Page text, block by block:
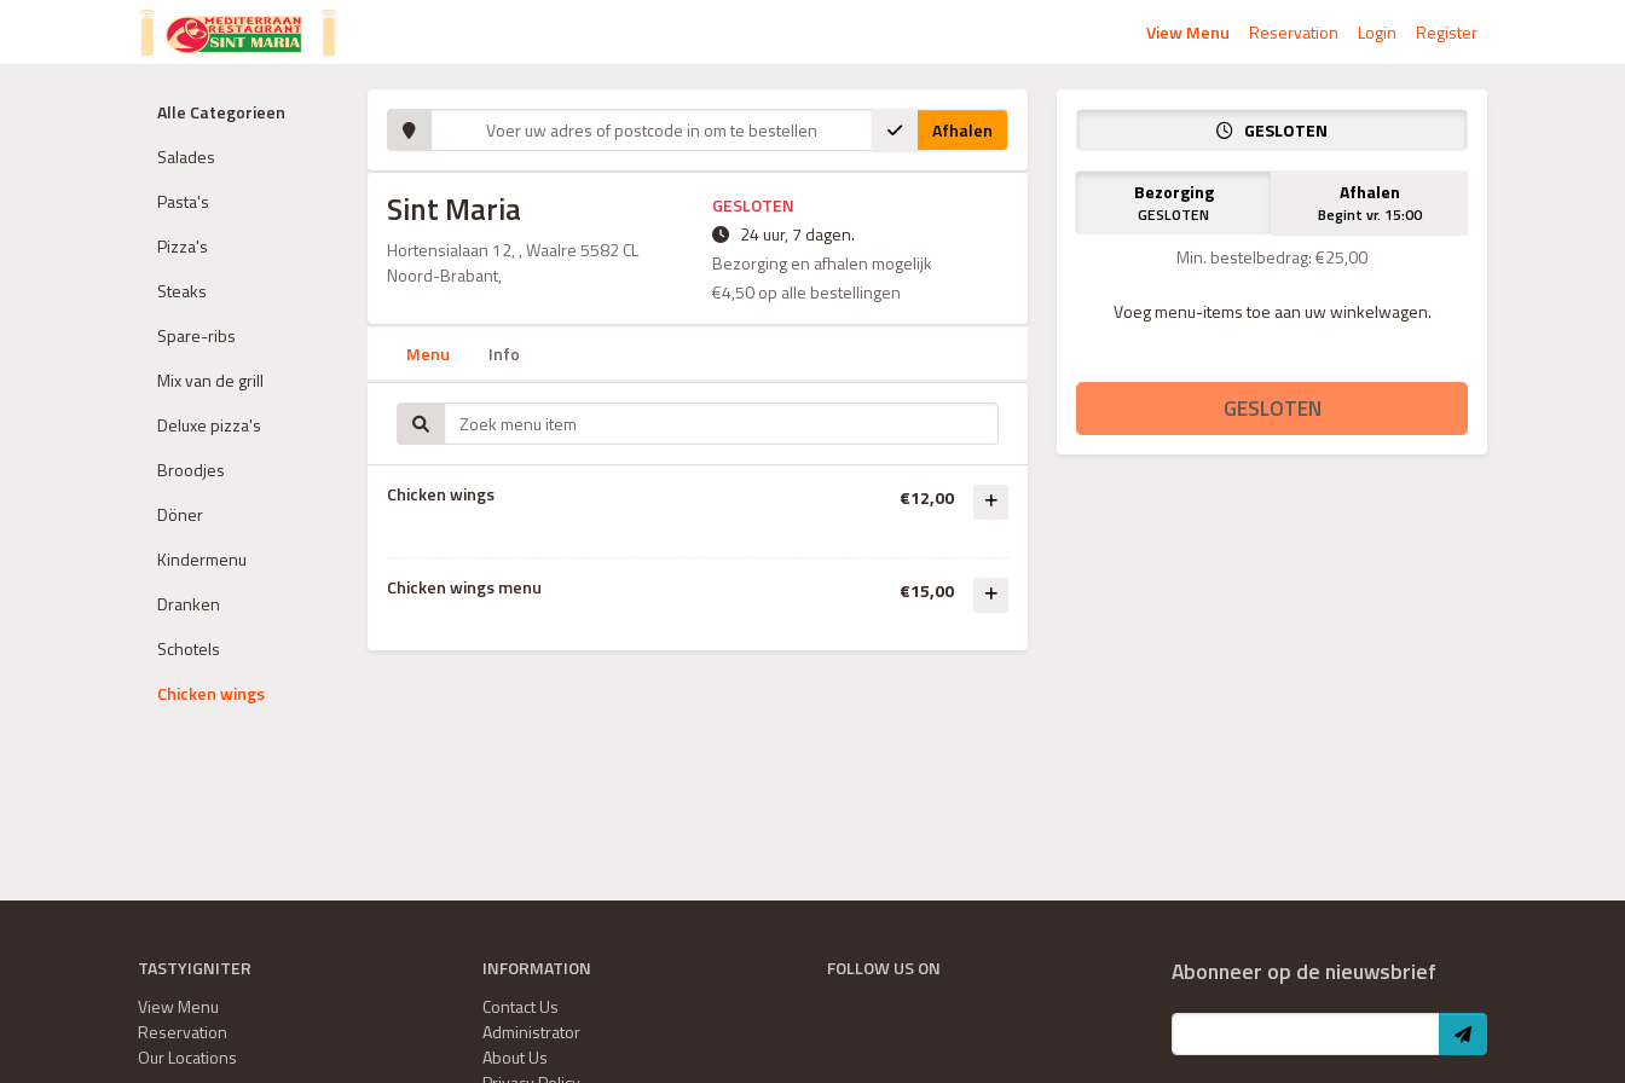
View Menu Reservation Login Register
Alle Categorieen
Salades
Pasta's
Pizza's
Steaks
Spare-ribs
Mix van de grill
Deluxe pizza's
Broodjes
Döner
Kindermenu
Dranken
Schotels
Chicken wings
Afhalen
Sint Maria
Hortensialaan 12, , Waalre 5582 CL
Noord-Brabant,
GESLOTEN
24 uur, 7 dagen.
Bezorging en afhalen mogelijk
€4,50 op alle bestellingen
Menu Info
Chicken wings €12,00
Chicken wings menu €15,00
GESLOTEN
Bezorging
GESLOTEN
Afhalen
Begint vr. 15:00
Min. bestelbedrag: €25,00
Voeg menu-items toe aan uw winkelwagen.
GESLOTEN
TASTYIGNITER
View Menu
Reservation
Our Locations
INFORMATION
Contact Us
Administrator
About Us
FOLLOW US ON Abonneer op de nieuwsbrief